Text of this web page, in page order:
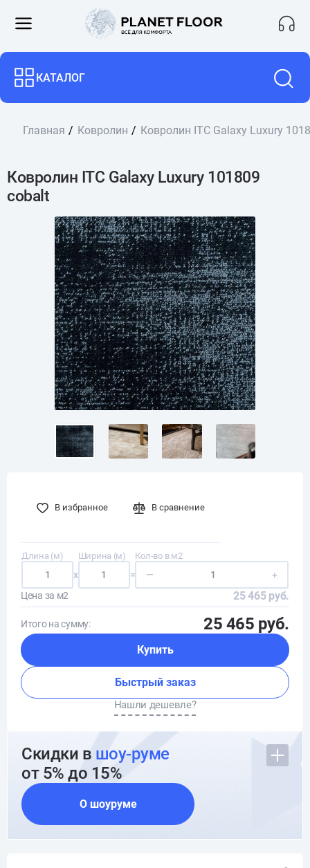
КАТАЛОГ
Главная Ковролин Ковролин ITC Galaxy Luxury
Ковролин ITC Galaxy Luxury 101809
cobalt
В избранное В сравнение
Длина (м)
x
Ширина (м)
=
Кол-во в м2
—
+
Цена за м2
25 465 руб.
Итого на сумму: 25 465 руб.
Купить
Быстрый заказ
Нашли дешевле?
Скидки в шоу-руме
от 5% до 15%
О шоуруме